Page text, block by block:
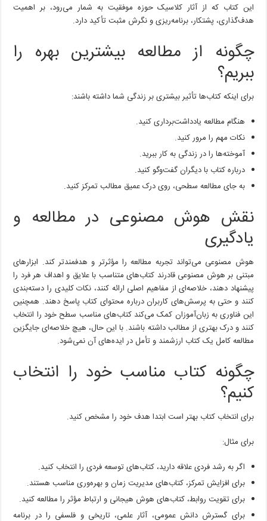
این کتاب که از آثار کلاسیک حوزه موفقیت به شمار می‌رود، بر اهمیت
هدف‌گذاری، پشتکار، برنامه‌ریزی و نگرش مثبت تأکید دارد.
چگونه از مطالعه بیشترین بهره را
ببریم؟
برای اینکه کتاب‌ها تأثیر بیشتری بر زندگی شما داشته باشند:
هنگام مطالعه یادداشت‌برداری کنید.
نکات مهم را مرور کنید.
آموخته‌ها را در زندگی به کار ببرید.
درباره کتاب با دیگران گفت‌وگو کنید.
به جای مطالعه سطحی، روی درک عمیق مطالب تمرکز کنید.
نقش هوش مصنوعی در مطالعه و
یادگیری
هوش مصنوعی می‌تواند تجربه مطالعه را مؤثرتر و هدفمندتر کند. ابزارهای
مبتنی بر هوش مصنوعی قادرند کتاب‌های متناسب با علایق و اهداف هر فرد را
پیشنهاد دهند، خلاصه‌ای از مفاهیم اصلی ارائه کنند، نکات کلیدی را دسته‌بندی
کنند و حتی به پرسش‌های کاربران درباره محتوای کتاب پاسخ دهند. همچنین
این فناوری به زبان‌آموزان کمک می‌کند کتاب‌های مناسب سطح خود را انتخاب
کنند و درک بهتری از مطالب داشته باشند. با این حال، هیچ خلاصه‌ای جایگزین
مطالعه کامل یک کتاب ارزشمند و تأمل در ایده‌های آن نمی‌شود.
چگونه کتاب مناسب خود را انتخاب
کنیم؟
برای انتخاب کتاب بهتر است ابتدا هدف خود را مشخص کنید.
برای مثال:
اگر به رشد فردی علاقه دارید، کتاب‌های توسعه فردی را انتخاب کنید.
برای افزایش تمرکز، کتاب‌های مدیریت زمان و بهره‌وری مناسب هستند.
برای تقویت روابط، کتاب‌های هوش هیجانی و ارتباط مؤثر را مطالعه کنید.
برای گسترش دانش عمومی، آثار علمی، تاریخی و فلسفی را در برنامه